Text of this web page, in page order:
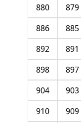
879
880
885
886
891
892
897
898
903
904
909
910